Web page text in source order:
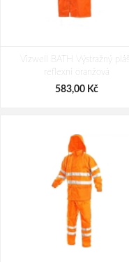
Vizwell BATH Výstražný plášť
reflexní oranžová
583,00 Kč